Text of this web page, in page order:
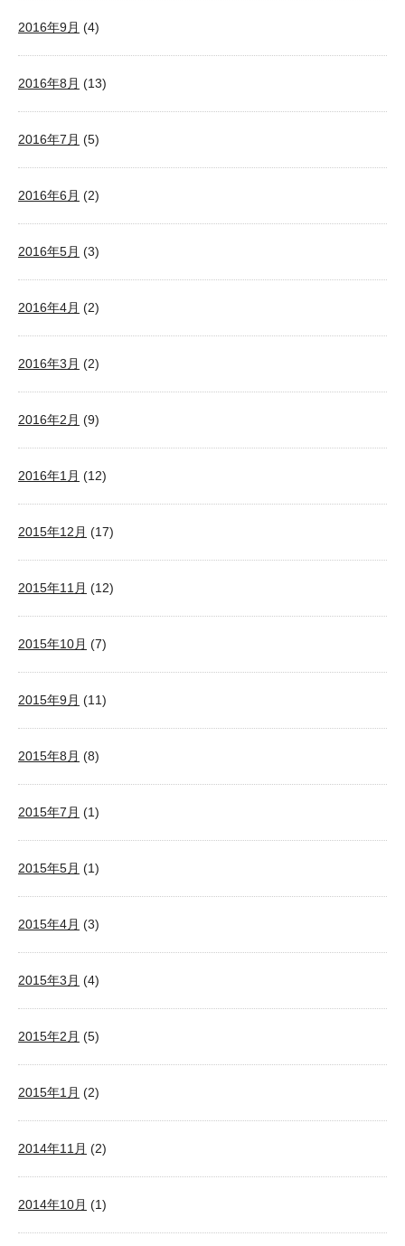
2016年9月 (4)
2016年8月 (13)
2016年7月 (5)
2016年6月 (2)
2016年5月 (3)
2016年4月 (2)
2016年3月 (2)
2016年2月 (9)
2016年1月 (12)
2015年12月 (17)
2015年11月 (12)
2015年10月 (7)
2015年9月 (11)
2015年8月 (8)
2015年7月 (1)
2015年5月 (1)
2015年4月 (3)
2015年3月 (4)
2015年2月 (5)
2015年1月 (2)
2014年11月 (2)
2014年10月 (1)